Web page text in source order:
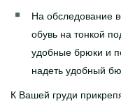
Uuringud
Enesehooldusest
Doonorlus
Tasulised
На обследование
обувь на тонкой
удобные брюки и
надеть удобный
К Вашей груди